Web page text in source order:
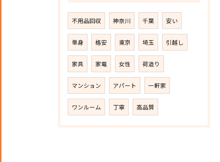
不用品回収 神奈川 千葉 安い
単身 格安 東京 埼玉 引越し
家具 家電 女性 荷造り
マンション アパート 一軒家
ワンルーム 丁寧 高品質